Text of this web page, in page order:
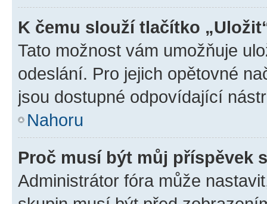
K čemu slouží tlačítko
Tato možnost vám umožňuje
odeslání. Pro jejich opětovné
jsou dostupné odpovídající
Nahoru
Proč musí být můj příspěvek
Administrátor fóra může